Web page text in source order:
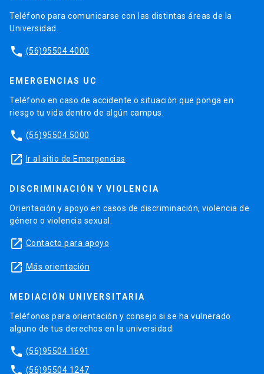
Teléfono para comunicarse con las distintas áreas de la
Universidad.
phone (56)95504 4000
EMERGENCIAS UC
Teléfono en caso de accidente o situación que ponga en
riesgo tu vida dentro de algún campus.
phone (56)95504 5000
launch Ir al sitio de Emergencias
DISCRIMINACIÓN Y VIOLENCIA
Orientación y apoyo en casos de discriminación, violencia de
género o violencia sexual.
launch Contacto para apoyo
launch Más orientación
MEDIACIÓN UNIVERSITARIA
Teléfonos para orientación y consejo si se ha vulnerado
alguno de tus derechos en la universidad.
phone (56)95504 1691
phone (56)95504 1247